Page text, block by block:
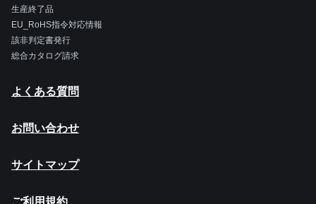
生産終了品
EU_RoHS指令対応情報
該非判定書発行
総合カタログ請求
よくある質問
お問い合わせ
サイトマップ